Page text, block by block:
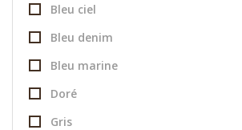
Bleu ciel
Bleu denim
Bleu marine
Doré
Gris